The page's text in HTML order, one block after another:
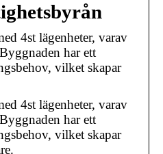
4st lägenheter, varav
har ett
vilket skapar
4st lägenheter, varav
har ett
vilket skapar